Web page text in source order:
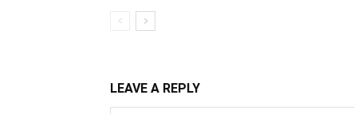
LEAVE A REPLY